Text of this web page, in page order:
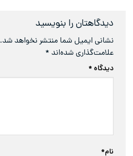
دیدگاهتان را بنویسید
نشانی ایمیل شما منتشر نخواهد شد.
علامت‌گذاری شده‌اند *
دیدگاه *
نام*